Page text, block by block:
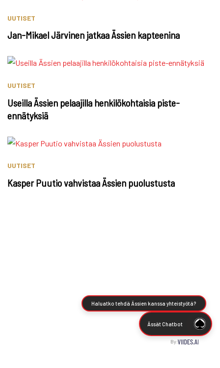
UUTISET
Jan-Mikael Järvinen jatkaa Ässien kapteenina
UUTISET
Useilla Ässien pelaajilla henkilökohtaisia piste-
ennätyksiä
UUTISET
Kasper Puutio vahvistaa Ässien puolustusta
Haluatko tehdä Ässien kanssa yhteistyötä?
Ässät Chatbot
By: